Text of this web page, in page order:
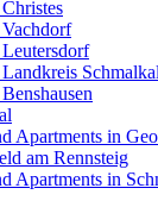
Apartments in
am Rennsteig
Apartments in